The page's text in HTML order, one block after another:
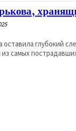
оставила глубокий
самых